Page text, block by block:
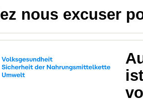
nous excuser